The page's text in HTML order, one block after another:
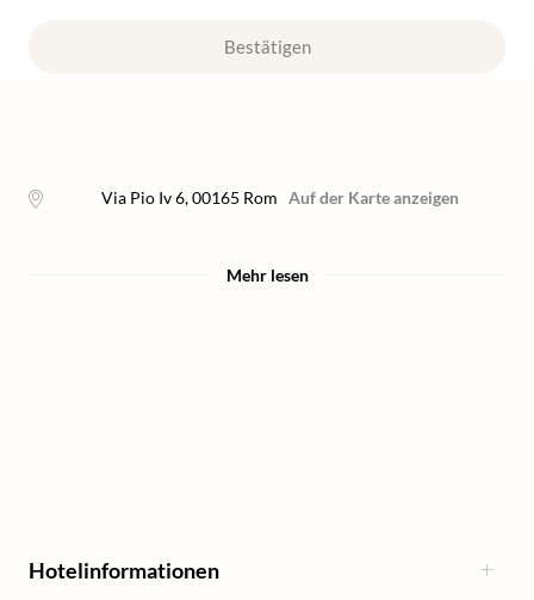
Bestätigen
Via Pio Iv 6,00165 Rom Auf der Karte anzeigen
Mehr lesen
Hotelinformationen